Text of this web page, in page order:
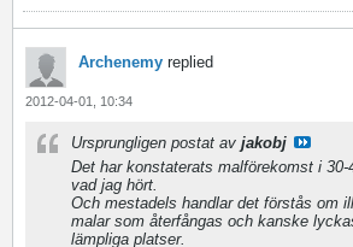
Archenemy replied
2012-04-01, 10:34
Ursprungligen postat av jakobj
Det har konstaterats malförekomst i
vad jag hört.
Och mestadels handlar det förstås om
malar som återfångas och kanske
lämpliga platser.